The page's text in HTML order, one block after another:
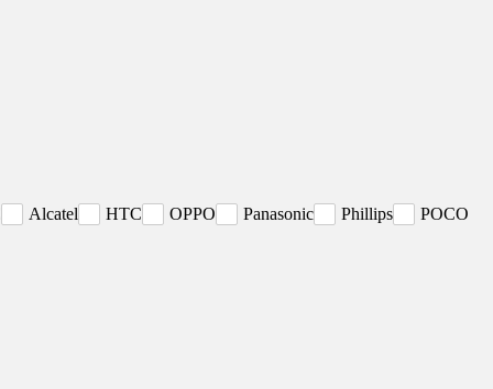
Alcatel HTC OPPO Panasonic Phillips
POCO